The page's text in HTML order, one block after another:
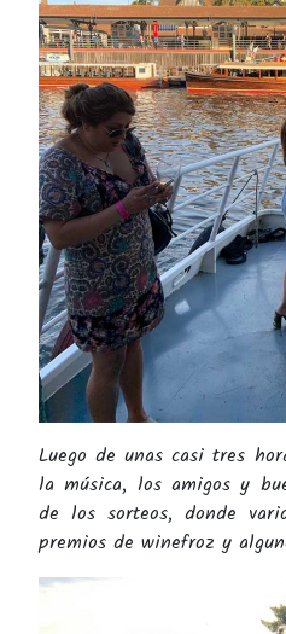
Luego de unas casi tres
la música, los amigos y
de los sorteos, donde
premios de winefroz y